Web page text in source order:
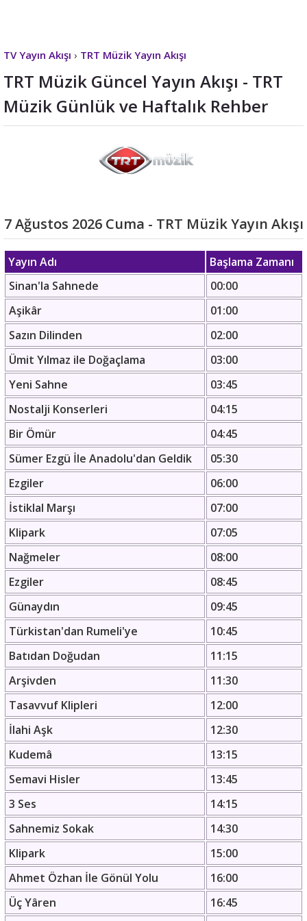
TV Yayın Akışı › TRT Müzik Yayın Akışı
TRT Müzik Güncel Yayın Akışı - TRT
Müzik Günlük ve Haftalık Rehber
7 Ağustos 2026 Cuma - TRT Müzik Yayın Akışı
Yayın Adı
Başlama Zamanı
Sinan'la Sahnede
00:00
Aşikâr
01:00
Sazın Dilinden
02:00
Ümit Yılmaz ile Doğaçlama
03:00
Yeni Sahne
03:45
Nostalji Konserleri
04:15
Bir Ömür
04:45
Sümer Ezgü İle Anadolu'dan Geldik
05:30
Ezgiler
06:00
İstiklal Marşı
07:00
Klipark
07:05
Nağmeler
08:00
Ezgiler
08:45
Günaydın
09:45
Türkistan'dan Rumeli'ye
10:45
Batıdan Doğudan
11:15
Arşivden
11:30
Tasavvuf Klipleri
12:00
İlahi Aşk
12:30
Kudemâ
13:15
Semavi Hisler
13:45
3 Ses
14:15
Sahnemiz Sokak
14:30
Klipark
15:00
Ahmet Özhan İle Gönül Yolu
16:00
Üç Yâren
16:45